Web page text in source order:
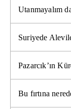
Utanmayalım
Suriyede
Pazarcık’ın
Bu fırtına